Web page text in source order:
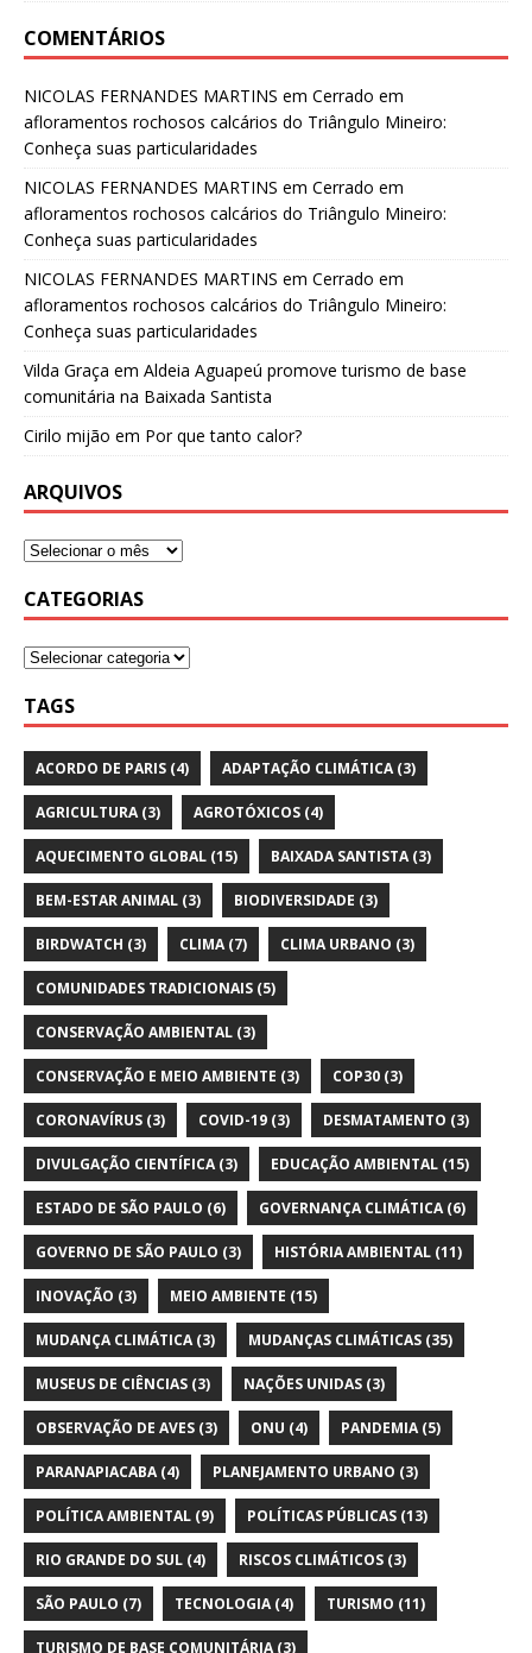
COMENTÁRIOS
NICOLAS FERNANDES MARTINS em Cerrado em
afloramentos rochosos calcários do Triângulo Mineiro:
Conheça suas particularidades
NICOLAS FERNANDES MARTINS em Cerrado em
afloramentos rochosos calcários do Triângulo Mineiro:
Conheça suas particularidades
NICOLAS FERNANDES MARTINS em Cerrado em
afloramentos rochosos calcários do Triângulo Mineiro:
Conheça suas particularidades
Vilda Graça em Aldeia Aguapeú promove turismo de base
comunitária na Baixada Santista
Cirilo mijão em Por que tanto calor?
ARQUIVOS
CATEGORIAS
TAGS
ACORDO DE PARIS (4) ADAPTAÇÃO CLIMÁTICA(3)
AGRICULTURA(3) AGROTÓXICOS (4)
AQUECIMENTO GLOBAL (15) BAIXADA SANTISTA(3)
BEM-ESTAR ANIMAL (3) BIODIVERSIDADE (3)
BIRDWATCH (3) CLIMA(7) CLIMA URBANO (3)
COMUNIDADES TRADICIONAIS (5)
CONSERVAÇÃO AMBIENTAL (3)
CONSERVAÇÃO E MEIO AMBIENTE (3) COP30 (3)
CORONAVÍRUS (3) COVID-19 (3) DESMATAMENTO (3)
DIVULGAÇÃO CIENTÍFICA(3) EDUCAÇÃO AMBIENTAL (15)
ESTADO DE SÃO PAULO (6) GOVERNANÇA CLIMÁTICA(6)
GOVERNO DE SÃO PAULO (3) HISTÓRIA AMBIENTAL (11)
INOVAÇÃO (3) MEIO AMBIENTE (15)
MUDANÇA CLIMÁTICA(3) MUDANÇAS CLIMÁTICAS (35)
MUSEUS DE CIÊNCIAS (3) NAÇÕES UNIDAS (3)
OBSERVAÇÃO DE AVES (3) ONU (4) PANDEMIA(5)
PARANAPIACABA(4) PLANEJAMENTO URBANO (3)
POLÍTICA AMBIENTAL (9) POLÍTICAS PÚBLICAS (13)
RIO GRANDE DO SUL (4) RISCOS CLIMÁTICOS (3)
SÃO PAULO (7) TECNOLOGIA(4) TURISMO (11)
TURISMO DE BASE COMUNITÁRIA(3)